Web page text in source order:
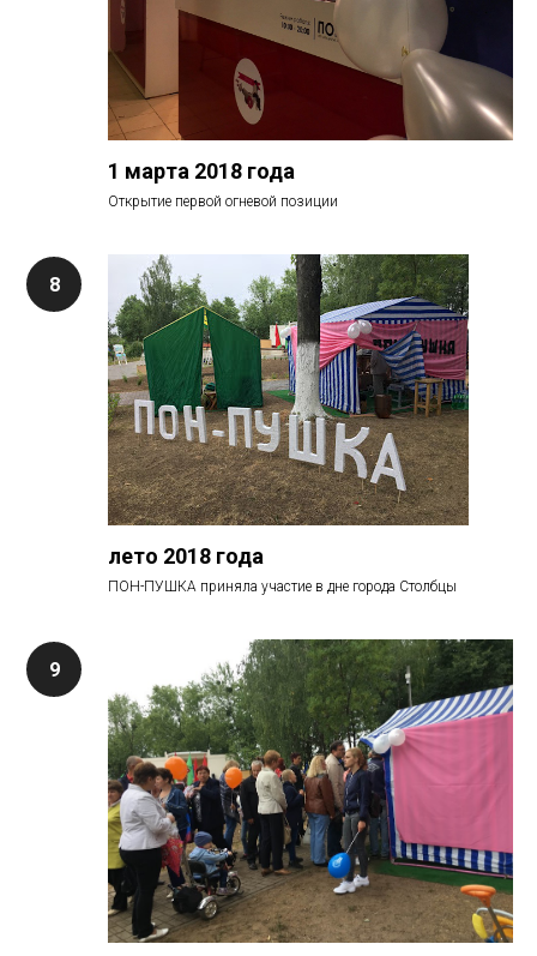
1 марта 2018 года
Открытие первой огневой позиции
лето 2018 года
ПОН-ПУШКА приняла участие в дне города Столбцы